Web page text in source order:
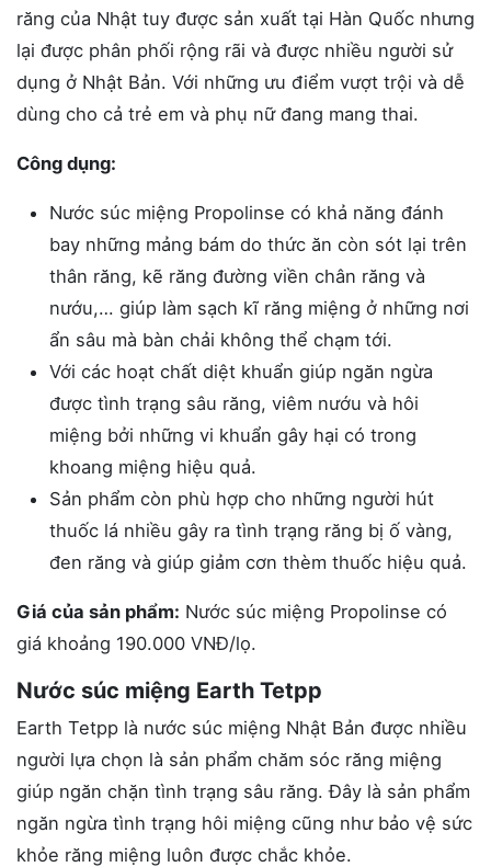
răng của Nhật tuy được sản xuất tại Hàn Quốc nhưng
lại được phân phối rộng rãi và được nhiều người sử
dụng ở Nhật Bản. Với những ưu điểm vượt trội và dễ
dùng cho cả trẻ em và phụ nữ đang mang thai.
Công dụng:
Nước súc miệng Propolinse có khả năng đánh
bay những mảng bám do thức ăn còn sót lại trên
thân răng, kẽ răng đường viền chân răng và
nướu,… giúp làm sạch kĩ răng miệng ở những nơi
ẩn sâu mà bàn chải không thể chạm tới.
Với các hoạt chất diệt khuẩn giúp ngăn ngừa
được tình trạng sâu răng, viêm nướu và hôi
miệng bởi những vi khuẩn gây hại có trong
khoang miệng hiệu quả.
Sản phẩm còn phù hợp cho những người hút
thuốc lá nhiều gây ra tình trạng răng bị ố vàng,
đen răng và giúp giảm cơn thèm thuốc hiệu quả.
Giá của sản phẩm: Nước súc miệng Propolinse có
giá khoảng 190.000 VNĐ/lọ.
Nước súc miệng Earth Tetpp
Earth Tetpp là nước súc miệng Nhật Bản được nhiều
người lựa chọn là sản phẩm chăm sóc răng miệng
giúp ngăn chặn tình trạng sâu răng. Đây là sản phẩm
ngăn ngừa tình trạng hôi miệng cũng như bảo vệ sức
khỏe răng miệng luôn được chắc khỏe.